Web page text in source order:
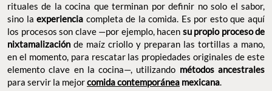
rituales de la cocina que terminan por definir no solo el sabor,
sino laexperiencia completa de la comida. Es por esto que aquí
los procesos son clave —por ejemplo, hacen su propio proceso de
nixtamalización de maíz criollo y preparan las tortillas a mano,
en el momento, para rescatar las propiedades originales de este
elemento clave en la cocina—, utilizando métodos ancestrales
para servir la mejorcomida contemporánea mexicana.